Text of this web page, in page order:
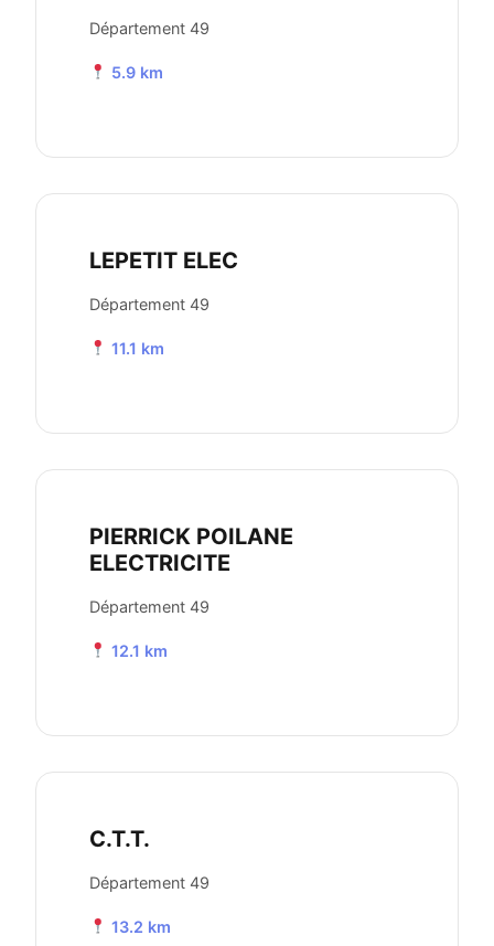
Département 49
5.9 km
LEPETIT ELEC
Département 49
11.1 km
PIERRICK POILANE
ELECTRICITE
Département 49
12.1 km
C.T.T.
Département 49
13.2 km